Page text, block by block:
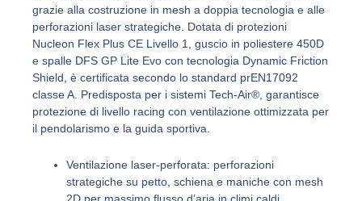
grazie alla costruzione in mesh a doppia tecnologia e alle
perforazioni laser strategiche. Dotata di protezioni
Nucleon Flex Plus CE Livello 1, guscio in poliestere 450D
e spalle DFS GP Lite Evo con tecnologia Dynamic Friction
Shield, è certificata secondo lo standard prEN17092
classe A. Predisposta per i sistemi Tech-Air®, garantisce
protezione di livello racing con ventilazione ottimizzata per
il pendolarismo e la guida sportiva.
Ventilazione laser-perforata: perforazioni
strategiche su petto, schiena e maniche con mesh